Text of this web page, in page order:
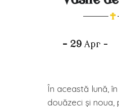
- 29 Apr -
În această lună,
douăzeci şi noua,